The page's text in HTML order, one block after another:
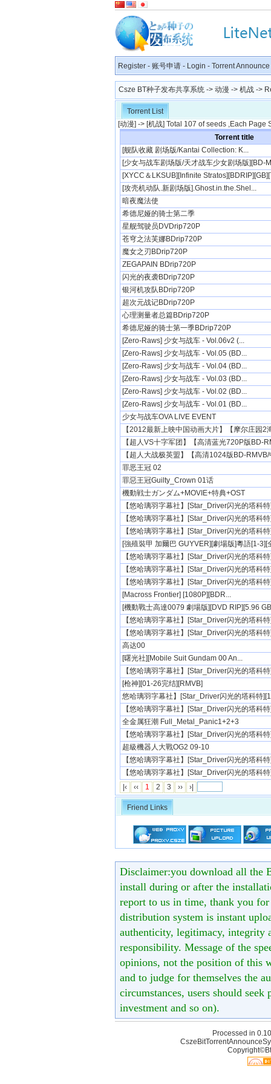
Register - 账号申请 - Login - Torrent Announce
Csze BT种子发布共享系统 -> 动漫 -> 机战 ->
Torrent List
[动漫] -> [机战] Total 107 of seeds ,Each Page
Torrent title
[舰队收藏 剧场版/Kantai Collection: K...
[少女与战车剧场版/天才战车少女剧场版][BD-
[XYCC＆LKSUB][Infinite
[攻壳机动队.新剧场版].Ghost.in.the.Shel...
暗夜魔法使
希德尼娅的骑士第二季
星舰驾驶员DVDrip720P
苍穹之法芙娜BDrip720P
魔女之刃BDrip720P
ZEGAPAIN BDrip720P
闪光的夜袭BDrip720P
银河机攻队BDrip720P
超次元战记BDrip720P
心理测量者总篇BDrip720P
希德尼娅的骑士第一季BDrip720P
[Zero-Raws] 少女与战车 - Vol.06v2 (...
[Zero-Raws] 少女与战车 - Vol.05 (BD...
[Zero-Raws] 少女与战车 - Vol.04 (BD...
[Zero-Raws] 少女与战车 - Vol.03 (BD...
[Zero-Raws] 少女与战车 - Vol.02 (BD...
[Zero-Raws] 少女与战车 - Vol.01 (BD...
少女与战车OVA LIVE EVENT
【2012最新上映中国动画大片】【摩尔庄园2
【超人VS十字军团】【高清蓝光720P版BD-
【超人大战极英盟】【高清1024版BD-
罪恶王冠 02
罪惡王冠Guilty_Crown 01话
機動戦士ガンダム+MOVIE+特典+OST
【悠哈璃羽字幕社】[Star_Driver闪光的塔科
【悠哈璃羽字幕社】[Star_Driver闪光的塔科
【悠哈璃羽字幕社】[Star_Driver闪光的塔科
[強殖裝甲 加爾巴 GUYVER][劇場版]粵語[1-3][
【悠哈璃羽字幕社】[Star_Driver闪光的塔科
【悠哈璃羽字幕社】[Star_Driver闪光的塔科
【悠哈璃羽字幕社】[Star_Driver闪光的塔科
[Macross Frontier] [1080P][BDR...
[機動戰士高達0079 劇場版][DVD RIP][5.96
【悠哈璃羽字幕社】[Star_Driver闪光的塔科
【悠哈璃羽字幕社】[Star_Driver闪光的塔科
高达00
[曙光社][Mobile Suit Gundam 00 An...
【悠哈璃羽字幕社】[Star_Driver闪光的塔科
[枪神][01-26完结][RMVB]
悠哈璃羽字幕社】[Star_Driver闪光的塔科特
【悠哈璃羽字幕社】[Star_Driver闪光的塔科
全金属狂潮 Full_Metal_Panic1+2+3
【悠哈璃羽字幕社】[Star_Driver闪光的塔科
超級機器人大戰OG2 09-10
【悠哈璃羽字幕社】[Star_Driver闪光的塔科
【悠哈璃羽字幕社】[Star_Driver闪光的塔科
|‹
‹‹ 1 2 3 ›› ›|
Friend Links
Disclaimer:you download all the
install during or after the
report to us in time, thank you
distribution system is instant
authenticity, legitimacy, integrity
responsibility. Message of the
opinions, not the position of this
and to judge for themselves the
circumstances, users should
investment and so on).
Processed in